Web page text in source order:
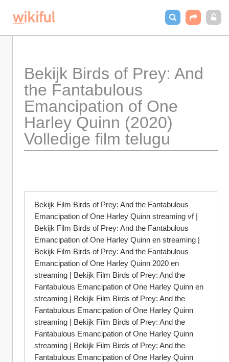
Bekijk Birds of Prey: And
the Fantabulous
Emancipation of One
Harley Quinn (2020)
Volledige film telugu
Bekijk Film Birds of Prey: And the Fantabulous
Emancipation of One Harley Quinn streaming vf |
Bekijk Film Birds of Prey: And the Fantabulous
Emancipation of One Harley Quinn en streaming |
Bekijk Film Birds of Prey: And the Fantabulous
Emancipation of One Harley Quinn 2020 en
streaming | Bekijk Film Birds of Prey: And the
Fantabulous Emancipation of One Harley Quinn en
streaming | Bekijk Film Birds of Prey: And the
Fantabulous Emancipation of One Harley Quinn
streaming | Bekijk Film Birds of Prey: And the
Fantabulous Emancipation of One Harley Quinn
streaming | Bekijk Film Birds of Prey: And the
Fantabulous Emancipation of One Harley Quinn